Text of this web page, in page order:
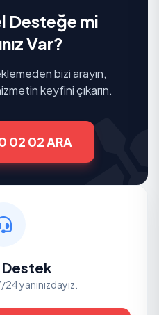
Desteğe mi
Var?
bizi arayın,
keyfini çıkarın.
02 02 ARA
Destek
yanınızdayız.